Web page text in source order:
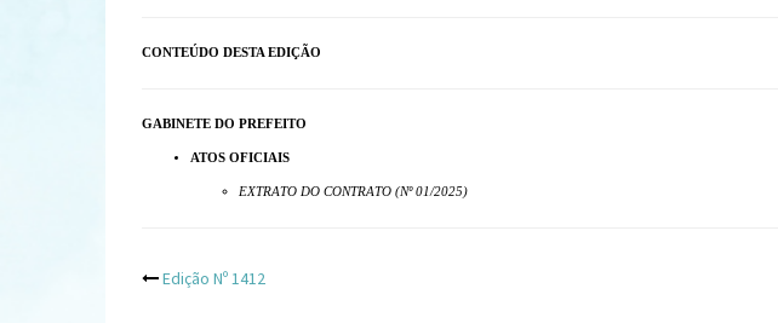
CONTEÚDO DESTA EDIÇÃO
GABINETE DO PREFEITO
ATOS OFICIAIS
EXTRATO DO CONTRATO (Nº 01/2025)
Post
Edição Nº 1412